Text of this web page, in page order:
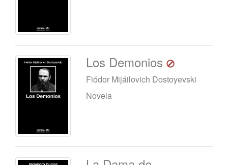
Los Demonios
Fiódor Mijáilovich Dostoyevski
Novela